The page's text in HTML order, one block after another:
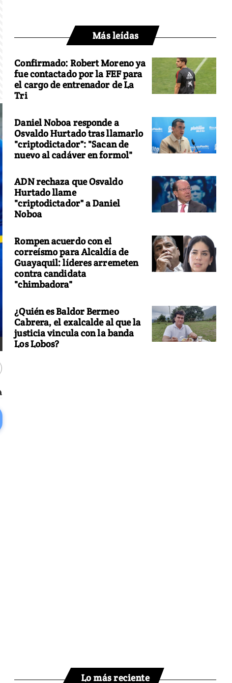
Más leídas
Confirmado: Robert Moreno ya
fue contactado por la FEF para
el cargo de entrenador de La
Tri
Daniel Noboa responde a
Osvaldo Hurtado tras llamarlo
"criptodictador": "Sacan de
nuevo al cadáver en formol"
ADN rechaza que Osvaldo
Hurtado llame
"criptodictador" a Daniel
Noboa
Rompen acuerdo con el
correísmo para Alcaldía de
Guayaquil: líderes arremeten
contra candidata
"chimbadora"
¿Quién es Baldor Bermeo
Cabrera, el exalcalde al que la
justicia vincula con la banda
Los Lobos?
Lo más reciente